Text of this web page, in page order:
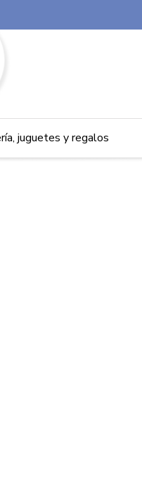
juguetes y regalos